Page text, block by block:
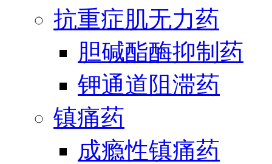
抗重症肌无力药
胆碱酯酶抑制药
钾通道阻滞药
镇痛药
成瘾性镇痛药